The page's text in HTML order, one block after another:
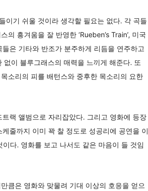
이기 쉬울 것이라 생각할 필요는 없다. 각 곡들
흥겨움을 잘 반영한 ‘Rueben’s Train’, 미국
은 기타와 반조가 분주하게 리듬을 연주하고
이 블루그래스의 매력을 느끼게 해준다. 또
소리의 피를 배턴스와 중후한 목소리의 요한
랙 앨범으로 자리잡았다. 그리고 영화에 등장
줄까지 이미 꽉 찰 정도로 성공리에 공연을 이
다. 영화를 보고 나서도 같은 마음이 들 것임
큼은 영화와 맞물려 기대 이상의 호응을 얻으